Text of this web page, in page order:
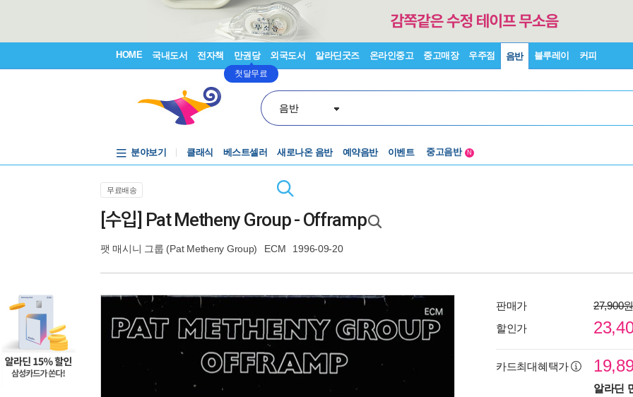
HOME 국내도서 전자책 만권당
첫달무료
외국도서 알라딘굿즈 온라인중고 중고매장 우주점 음반 블루레이 커피
음반
분야보기 클래식 베스트셀러 새로나온 음반 예약음반 이벤트
1천원부터
N
무료배송
[수입] Pat Metheny Group - Offramp
팻 매시니 그룹 (Pat Metheny Group) ECM 1996-09-20
판매가
27,900원
할인가
카드최대혜택가
알라딘